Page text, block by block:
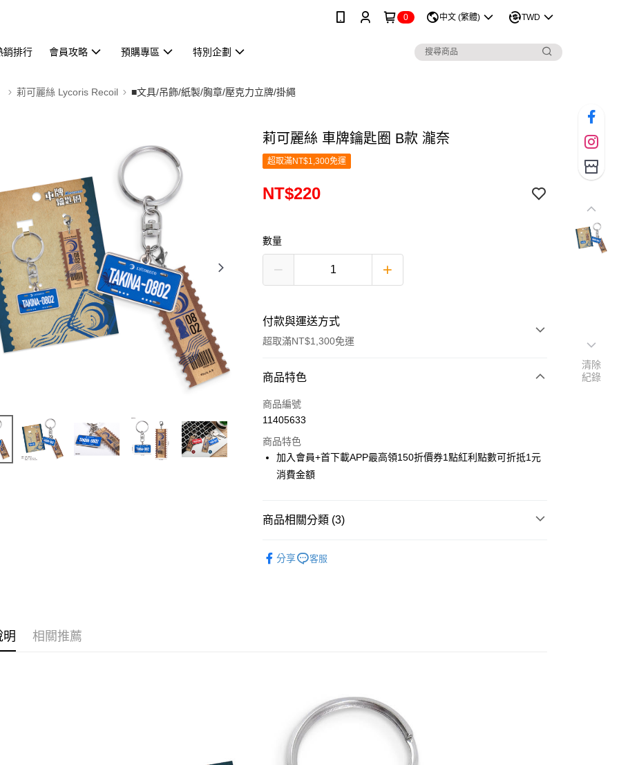
0 中文 (繁體) TWD
銷排行 會員攻略 預購專區 特別企劃
莉可麗絲 Lycoris Recoil ■文具/吊飾/紙製/胸章/壓克力立牌/掛繩
莉可麗絲 車牌鑰匙圈 B款 瀧奈
超取滿NT$1,300免運
NT$220
數量
付款與運送方式
超取滿NT$1,300免運
付款方式
信用卡一次付款
LINE Pay
Apple Pay
ATM付款
每筆NT$65，滿NT$1,300(含以上)免運費
(不開放使用，請勿選取）
每筆NT$9,999
商品特色
商品編號
11405633
商品特色
加入會員+首下載APP最高領150折價券1點紅利點數可折抵1元
消費金額
商品相關分類 (3)
Lycoris Recoil
分享 客服
明 相關推薦
清除
紀錄